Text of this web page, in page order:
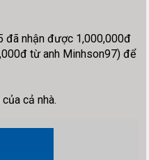
đã nhận được 1,000,000đ
từ anh Minhson97) để
cả nhà.